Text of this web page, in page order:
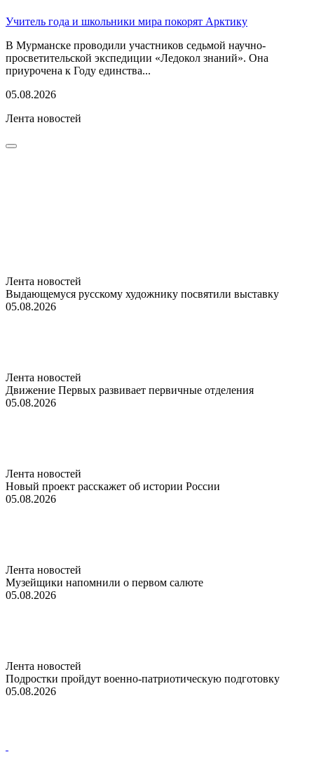
Учитель года и школьники мира покорят Арктику
В Мурманске проводили участников седьмой научно-
просветительской экспедиции «Ледокол знаний». Она
приурочена к Году единства...
05.08.2026
Лента новостей
Лента новостей
Выдающемуся русскому художнику посвятили выставку
05.08.2026
Лента новостей
Движение Первых развивает первичные отделения
05.08.2026
Лента новостей
Новый проект расскажет об истории России
05.08.2026
Лента новостей
Музейщики напомнили о первом салюте
05.08.2026
Лента новостей
Подростки пройдут военно-патриотическую подготовку
05.08.2026